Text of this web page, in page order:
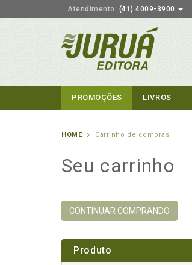
Atendimento: (41) 4009-3900
PROMOÇÕES LIVROS
HOME Carrinho de compras
Seu carrinho
CONTINUAR COMPRANDO
Produto